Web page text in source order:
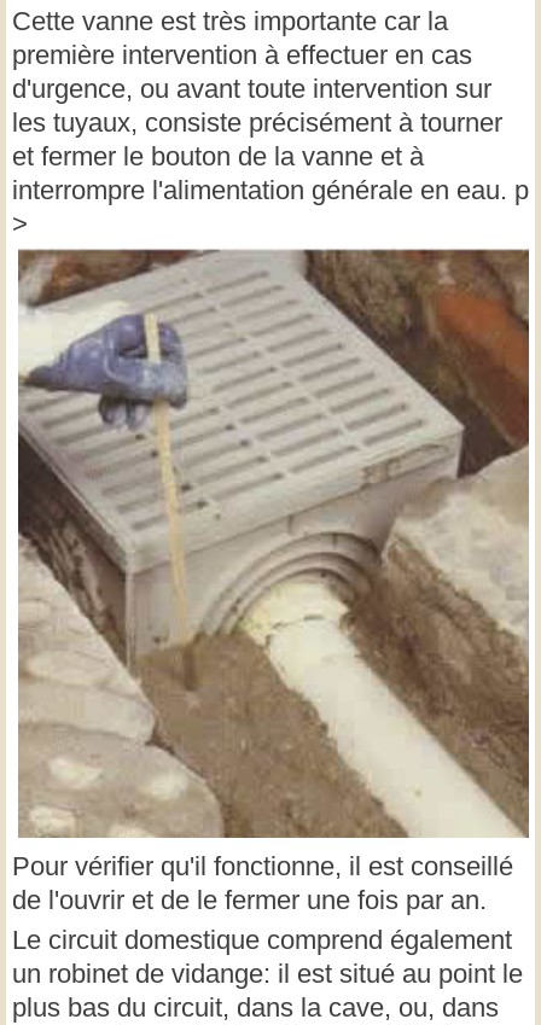
Cette vanne est très importante car la
première intervention à effectuer en cas
d'urgence, ou avant toute intervention sur
les tuyaux, consiste précisément à tourner
et fermer le bouton de la vanne et à
interrompre l'alimentation générale en eau. p
>
Pour vérifier qu'il fonctionne, il est conseillé
de l'ouvrir et de le fermer une fois par an.
Le circuit domestique comprend également
un robinet de vidange: il est situé au point le
plus bas du circuit, dans la cave, ou, dans